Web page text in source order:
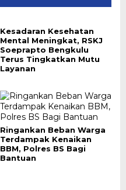
Kesadaran Kesehatan
Mental Meningkat, RSKJ
Soeprapto Bengkulu
Terus Tingkatkan Mutu
Layanan
Ringankan Beban Warga
Terdampak Kenaikan
BBM, Polres BS Bagi
Bantuan